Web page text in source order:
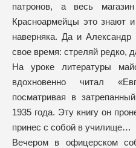
патронов, а весь
Красноармейцы это знают
наверняка. Да и
свое время: стреляй редко,
На уроке литературы
вдохновенно читал
посматривая в
1935 года. Эту книгу он
принес с собой в училище…
Вечером в офицерском